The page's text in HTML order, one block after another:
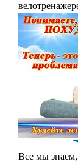
Все мы